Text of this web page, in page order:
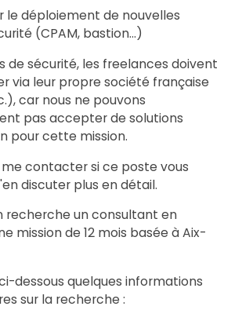
le déploiement de nouvelles
(CPAM, bastion...)
de sécurité, les freelances doivent
via leur propre société française
car nous ne pouvons
pas accepter de solutions
pour cette mission.
me contacter si ce poste vous
discuter plus en détail.
recherche un consultant en
mission de 12 mois basée à Aix-
dessous quelques informations
sur la recherche :